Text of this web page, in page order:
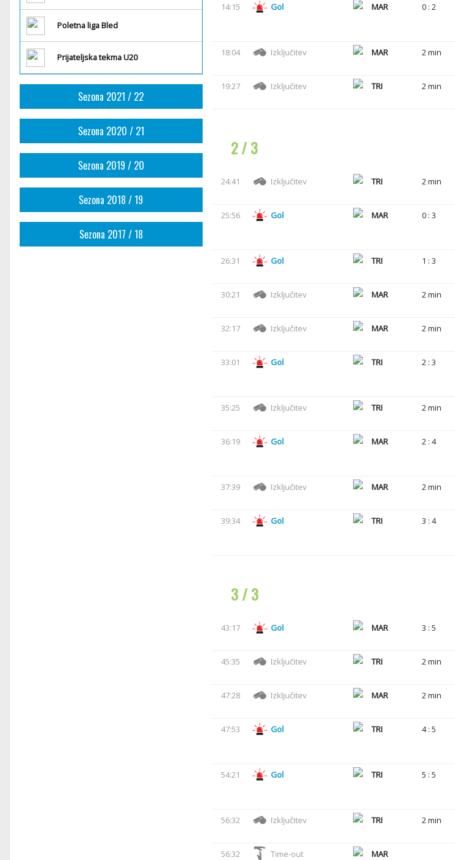
Poletna liga Bled
Prijateljska tekma U20
Sezona 2021 / 22
Sezona 2020 / 21
Sezona 2019 / 20
Sezona 2018 / 19
Sezona 2017 / 18
14:15 Gol MAR 0 : 2
18:04
Izključitev MAR 2 min
19:27 Izključitev TRI 2 min
2 / 3
24:41 Izključitev TRI 2 min
25:56 Gol MAR 0 : 3
26:31
Gol TRI 1 : 3
30:21
Izključitev MAR 2 min
32:17 Izključitev MAR 2 min
33:01 Gol TRI 2 : 3
35:25
Izključitev TRI 2 min
36:19 Gol MAR 2 : 4
37:39
Izključitev MAR 2 min
39:34 Gol TRI 3 : 4
3 / 3
43:17 Gol MAR 3 : 5
45:35
Izključitev TRI 2 min
47:28 Izključitev MAR 2 min
47:53 Gol TRI 4 : 5
54:21
Gol TRI 5 : 5
56:32
Izključitev TRI 2 min
56:32 Time-out
MAR